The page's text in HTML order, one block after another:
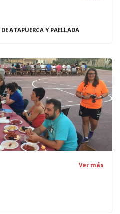
ATAPUERCA Y PAELLADA
Ver más